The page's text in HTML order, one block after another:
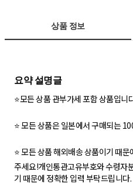
상품 정보
요약 설명글
⭐모든 상품 관부가세 포함 상품입니
⭐ 모든 상품은 일본에서 구매되는
⭐ 모든 상품 해외배송 상품이기 때
주세요!개인통관고유부호와 수령자
기 때문에 정확한 입력 부탁드립니다.